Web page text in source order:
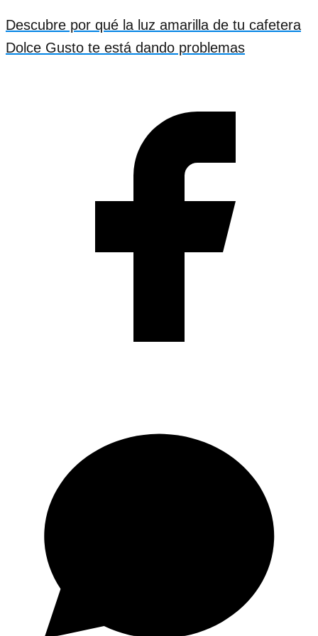
Descubre por qué la luz amarilla de tu cafetera
Dolce Gusto te está dando problemas